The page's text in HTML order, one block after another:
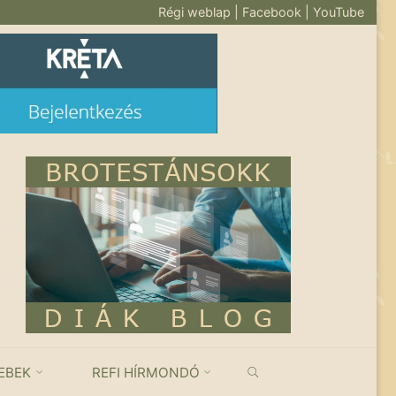
Régi weblap Facebook YouTube
REFI HÍRMONDÓ